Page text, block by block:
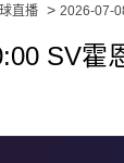
直播> 2026-07-
SV霍